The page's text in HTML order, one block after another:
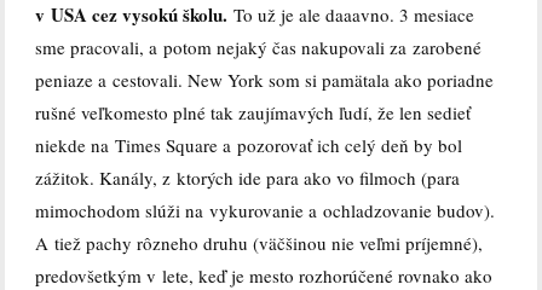
v USA cez vysokú školu. To už je ale daaavno. 3 mesiace
sme pracovali, a potom nejaký čas nakupovali za zarobené
peniaze a cestovali. New York som si pamätala ako poriadne
rušné veľkomesto plné tak zaujímavých ľudí, že len sedieť
niekde na Times Square a pozorovať ich celý deň by bol
zážitok. Kanály, z ktorých ide para ako vo filmoch (para
mimochodom slúži na vykurovanie a ochladzovanie budov).
A tiež pachy rôzneho druhu (väčšinou nie veľmi príjemné),
predovšetkým v lete, keď je mesto rozhorúčené rovnako ako